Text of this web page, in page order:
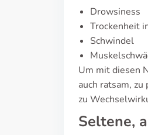
Drowsiness
Trockenheit
Schwindel
Um mit diesen
auch ratsam,
zu
Seltene,